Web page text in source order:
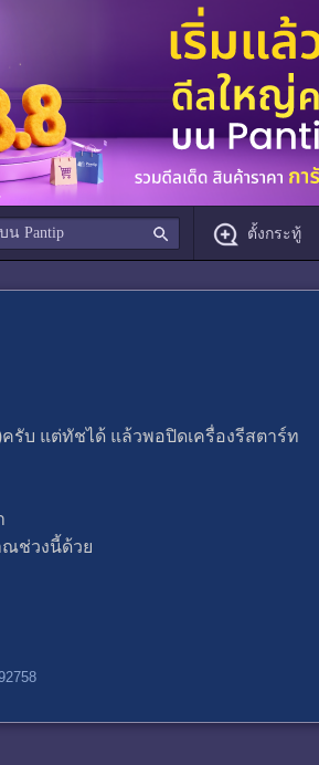
ตั้งกระทู้
รับ แต่ทัชได้ แล้วพอปิดเครื่องรีสตาร์ท
ณช่วงนี้ด้วย